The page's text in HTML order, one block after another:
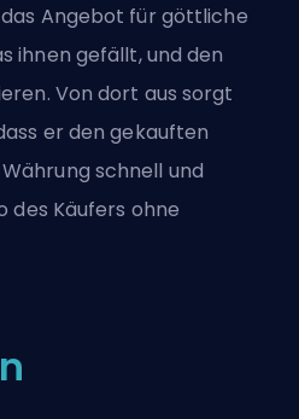
Angebot für göttliche
ihnen gefällt, und den
Von dort aus sorgt
er den gekauften
schnell und
des Käufers ohne